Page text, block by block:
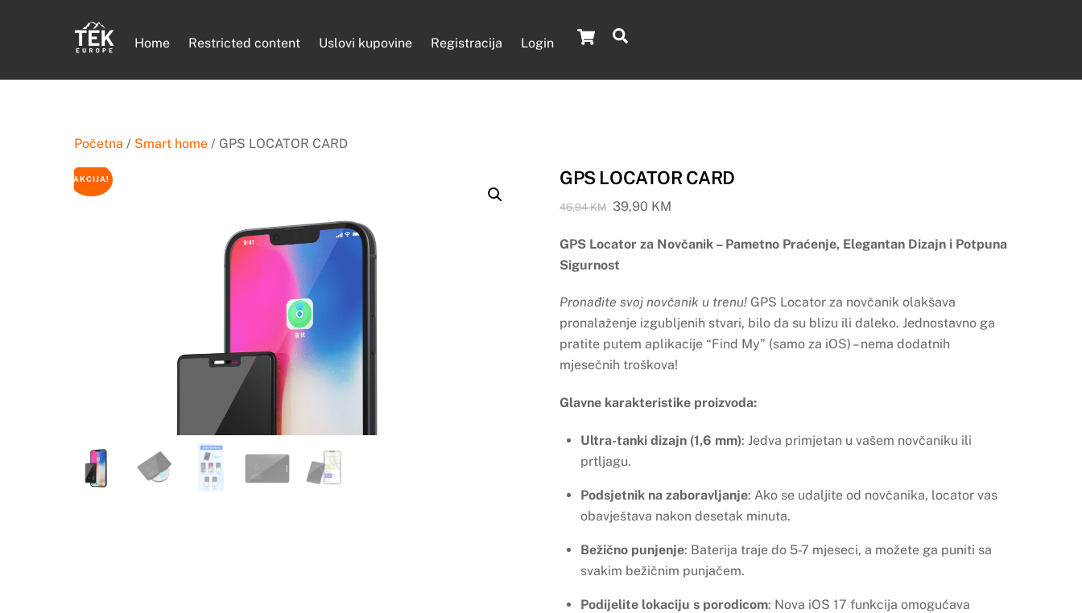
Cart
Home Restricted content Uslovi kupovine Registracija Login
Početna / Smart home / GPS LOCATOR CARD
AKCIJA! GPS LOCATOR CARD
46,94KM Original
was:
46,94 KM.
39,90 KM
is:
GPS Locator za Novčanik – Pametno Praćenje, Elegantan Dizajn i Potpuna
Sigurnost
Pronađite svoj novčanik u trenu! GPS Locator za novčanik olakšava
pronalaženje izgubljenih stvari, bilo da su blizu ili daleko. Jednostavno ga
pratite putem aplikacije “Find My” (samo za iOS) – nema dodatnih
mjesečnih troškova!
Glavne karakteristike proizvoda:
Ultra-tanki dizajn (1,6 mm): Jedva primjetan u vašem novčaniku ili
prtljagu.
Podsjetnik na zaboravljanje: Ako se udaljite od novčanika, locator vas
obavještava nakon desetak minuta.
Bežično punjenje: Baterija traje do 5-7 mjeseci, a možete ga puniti sa
svakim bežičnim punjačem.
Podijelite lokaciju s porodicom: Nova iOS 17 funkcija omogućava